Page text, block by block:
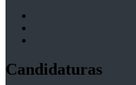
Candidaturas